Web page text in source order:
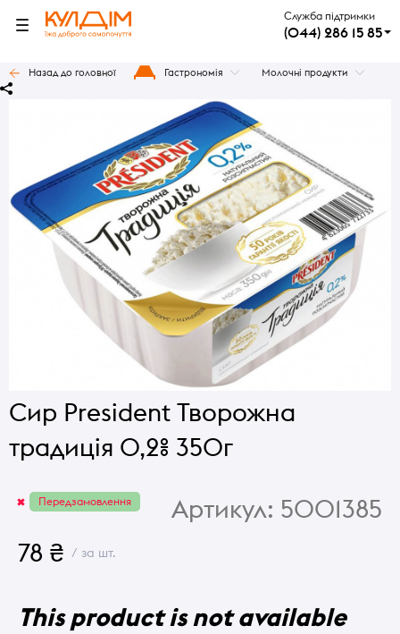
Служба підтримки
(044) 286 15 85
Назад до головної Гастрономія Молочні продукти
Сир President Творожна
традиція 0,2% 350г
Передзамовлення Артикул: 5001385
78 ₴ / за шт.
This product is not available